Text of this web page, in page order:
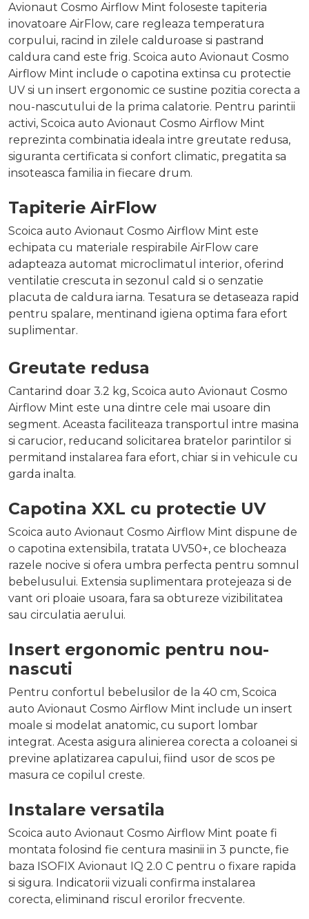
Avionaut Cosmo Airflow Mint foloseste tapiteria
inovatoare AirFlow, care regleaza temperatura
corpului, racind in zilele calduroase si pastrand
caldura cand este frig. Scoica auto Avionaut Cosmo
Airflow Mint include o capotina extinsa cu protectie
UV si un insert ergonomic ce sustine pozitia corecta a
nou-nascutului de la prima calatorie. Pentru parintii
activi, Scoica auto Avionaut Cosmo Airflow Mint
reprezinta combinatia ideala intre greutate redusa,
siguranta certificata si confort climatic, pregatita sa
insoteasca familia in fiecare drum.
Tapiterie AirFlow
Scoica auto Avionaut Cosmo Airflow Mint este
echipata cu materiale respirabile AirFlow care
adapteaza automat microclimatul interior, oferind
ventilatie crescuta in sezonul cald si o senzatie
placuta de caldura iarna. Tesatura se detaseaza rapid
pentru spalare, mentinand igiena optima fara efort
suplimentar.
Greutate redusa
Cantarind doar 3.2 kg, Scoica auto Avionaut Cosmo
Airflow Mint este una dintre cele mai usoare din
segment. Aceasta faciliteaza transportul intre masina
si carucior, reducand solicitarea bratelor parintilor si
permitand instalarea fara efort, chiar si in vehicule cu
garda inalta.
Capotina XXL cu protectie UV
Scoica auto Avionaut Cosmo Airflow Mint dispune de
o capotina extensibila, tratata UV50+, ce blocheaza
razele nocive si ofera umbra perfecta pentru somnul
bebelusului. Extensia suplimentara protejeaza si de
vant ori ploaie usoara, fara sa obtureze vizibilitatea
sau circulatia aerului.
Insert ergonomic pentru nou-
nascuti
Pentru confortul bebelusilor de la 40 cm, Scoica
auto Avionaut Cosmo Airflow Mint include un insert
moale si modelat anatomic, cu suport lombar
integrat. Acesta asigura alinierea corecta a coloanei si
previne aplatizarea capului, fiind usor de scos pe
masura ce copilul creste.
Instalare versatila
Scoica auto Avionaut Cosmo Airflow Mint poate fi
montata folosind fie centura masinii in 3 puncte, fie
baza ISOFIX Avionaut IQ 2.0 C pentru o fixare rapida
si sigura. Indicatorii vizuali confirma instalarea
corecta, eliminand riscul erorilor frecvente.